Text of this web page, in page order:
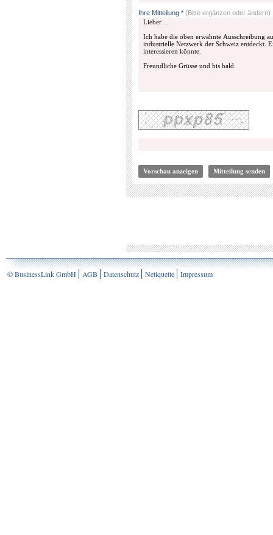
Ihre Mitteilung * (Bitte ergänzen oder ändern)
© BusinessLink GmbH AGB Datenschutz Netiquette Impressum